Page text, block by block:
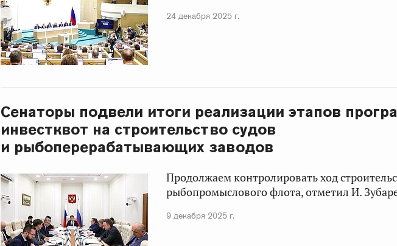
24 декабря 2025 г.
Сенаторы подвели итоги реализации этапов
инвестквот на строительство судов
и рыбоперерабатывающих заводов
Продолжаем контролировать ход
рыбопромыслового флота, отметил И.
9 декабря 2025 г.